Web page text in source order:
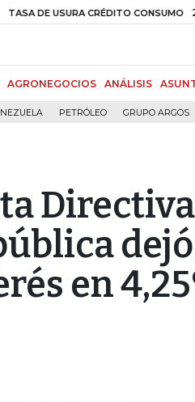
USURA CRÉDITO CONSUMO 29,66%
AGRONEGOCIOS ANÁLISIS
PETRÓLEO GRUPO ARGOS
en